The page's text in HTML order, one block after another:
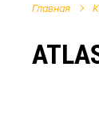
Главная